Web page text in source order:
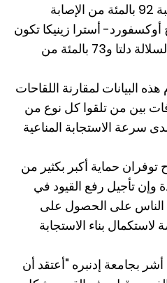
دلتا بالمقارنة مع حماية بنسبة 92 بالمئة من الإصابة
أوكسفورد- أسترا زينيكا تكون
الحماية نحو 60 بالمئة من السلالة دلتا و73 بالمئة من
البيانات لمقارنة اللقاحات
بين من تلقوا كل نوع من
سرعة الاستجابة المناعية
توفران حماية أكبر بكثير من
وإن تأجيل رفع القيود في
الناس على الحصول على
بناء الاستجابة
بجامعة إدنبره "أعتقد أن